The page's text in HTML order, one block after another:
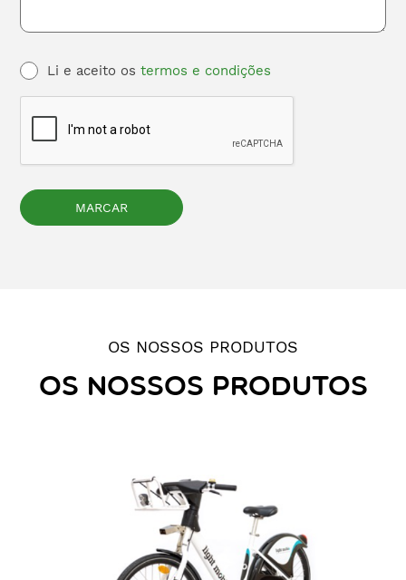
Li e aceito ostermos e condições
OS NOSSOS PRODUTOS
OS NOSSOS PRODUTOS